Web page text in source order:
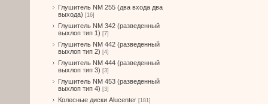
Глушитель NM 255 (два входа два
выхода) [16]
Глушитель NM 342 (разведенный
выхлоп тип 1) [7]
Глушитель NM 442 (разведенный
выхлоп тип 2) [4]
Глушитель NM 444 (разведенный
выхлоп тип 3) [3]
Глушитель NM 453 (разведенный
выхлоп тип 4) [3]
Колесные диски Alucenter [181]